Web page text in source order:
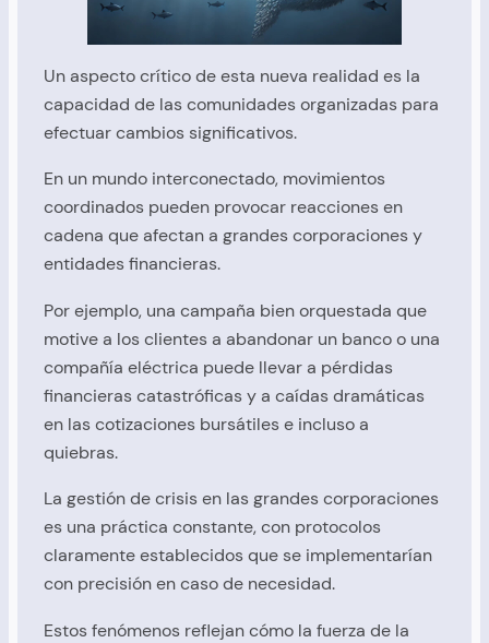
Un aspecto crítico de esta nueva realidad es la
capacidad de las comunidades organizadas para
efectuar cambios significativos.
En un mundo interconectado, movimientos
coordinados pueden provocar reacciones en
cadena que afectan a grandes corporaciones y
entidades financieras.
Por ejemplo, una campaña bien orquestada que
motive a los clientes a abandonar un banco o una
compañía eléctrica puede llevar a pérdidas
financieras catastróficas y a caídas dramáticas
en las cotizaciones bursátiles e incluso a
quiebras.
La gestión de crisis en las grandes corporaciones
es una práctica constante, con protocolos
claramente establecidos que se implementarían
con precisión en caso de necesidad.
Estos fenómenos reflejan cómo la fuerza de la